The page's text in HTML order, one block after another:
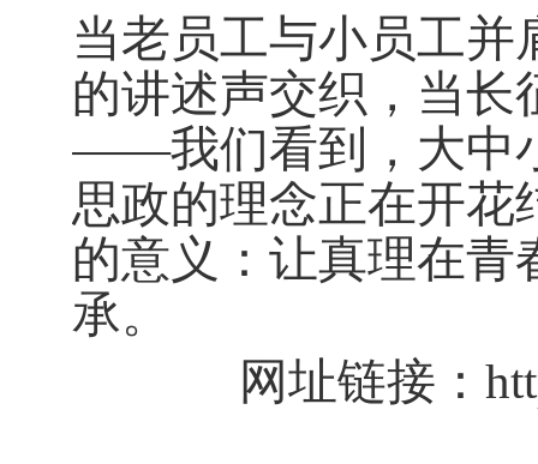
当老员工与小员工
的讲述声交织，当长
——我们看到，大中
思政的理念正在开花
的意义：让真理在青
承。
网址链接：